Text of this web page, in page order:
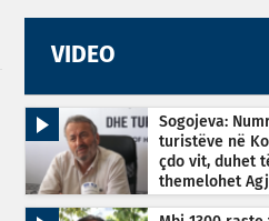
VIDEO
Sogojeva:
turistëve në
çdo vit, duhet
themelohet